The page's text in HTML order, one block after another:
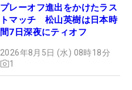
プレーオフ進出をかけたラス
トマッチ 松山英樹は日本時
間7日深夜にティオフ
2026年8月5日 (水) 08時18分
1